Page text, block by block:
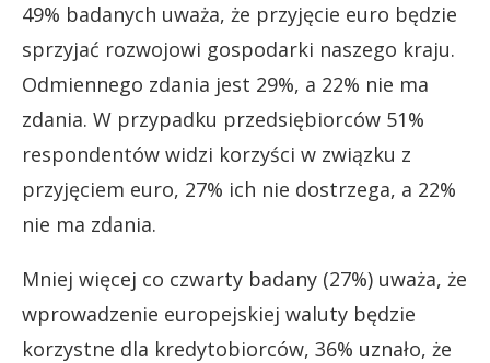
49% badanych uważa, że przyjęcie euro będzie
sprzyjać rozwojowi gospodarki naszego kraju.
Odmiennego zdania jest 29%, a 22% nie ma
zdania. W przypadku przedsiębiorców 51%
respondentów widzi korzyści w związku z
przyjęciem euro, 27% ich nie dostrzega, a 22%
nie ma zdania.
Mniej więcej co czwarty badany (27%) uważa, że
wprowadzenie europejskiej waluty będzie
korzystne dla kredytobiorców, 36% uznało, że